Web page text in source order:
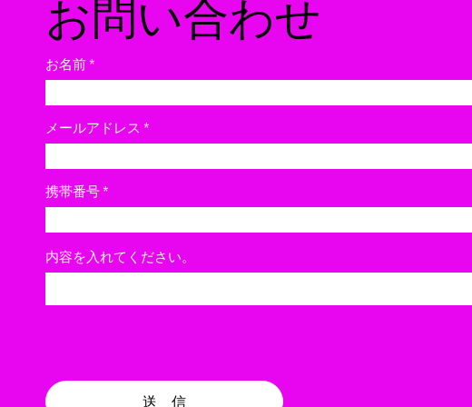
メールアドレス
送 信
​お問い合わせ
お名前
携帯番号
内容を入れてください。